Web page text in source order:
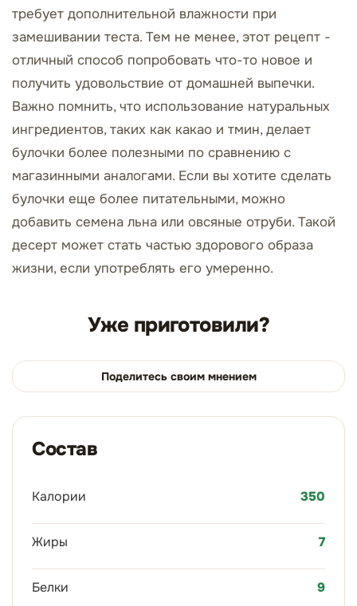
требует дополнительной влажности при
замешивании теста. Тем не менее, этот рецепт -
отличный способ попробовать что-то новое и
получить удовольствие от домашней выпечки.
Важно помнить, что использование натуральных
ингредиентов, таких как какао и тмин, делает
булочки более полезными по сравнению с
магазинными аналогами. Если вы хотите сделать
булочки еще более питательными, можно
добавить семена льна или овсяные отруби. Такой
десерт может стать частью здорового образа
жизни, если употреблять его умеренно.
Уже приготовили?
Поделитесь своим мнением
Состав
Калории 350
Жиры 7
Белки 9